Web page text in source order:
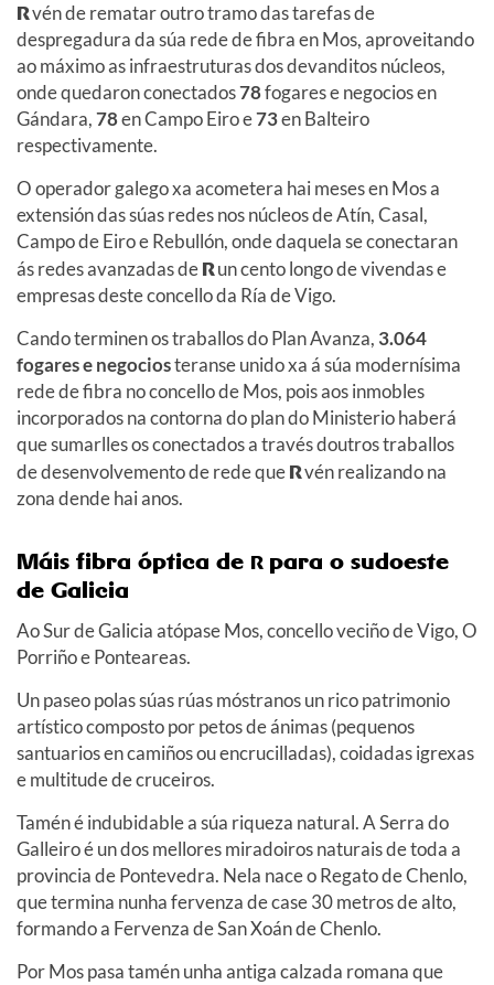
Rvén de rematar outro tramo das tarefas de
despregadura da súa rede de fibra en Mos, aproveitando
ao máximo as infraestruturas dos devanditos núcleos,
onde quedaron conectados78fogares e negocios en
Gándara,78en Campo Eiro e73en Balteiro
respectivamente.
O operador galego xa acometera hai meses en Mos a
extensión das súas redes nos núcleos de Atín, Casal,
Campo de Eiro e Rebullón, onde daquela se conectaran
ás redes avanzadas deRun cento longo de vivendas e
empresas deste concello da Ría de Vigo.
Cando terminen os traballos do Plan Avanza, 3.064
fogares e negociosteranse unido xa á súa modernísima
rede de fibra no concello de Mos, pois aos inmobles
incorporados na contorna do plan do Ministerio haberá
que sumarlles os conectados a través doutros traballos
de desenvolvemento de rede queRvén realizando na
zona dende hai anos.
Máis fibra óptica de Rpara o sudoeste
de Galicia
Ao Sur de Galicia atópase Mos, concello veciño de Vigo, O
Porriño e Ponteareas.
Un paseo polas súas rúas móstranos un rico patrimonio
artístico composto por petos de ánimas (pequenos
santuarios en camiños ou encrucilladas), coidadas igrexas
e multitude de cruceiros.
Tamén é indubidable a súa riqueza natural. A Serra do
Galleiro é un dos mellores miradoiros naturais de toda a
provincia de Pontevedra. Nela nace o Regato de Chenlo,
que termina nunha fervenza de case 30 metros de alto,
formando a Fervenza de San Xoán de Chenlo.
Por Mos pasa tamén unha antiga calzada romana que